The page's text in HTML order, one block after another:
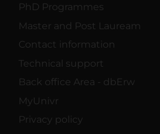
PhD Programmes
Master and Post Lauream
Contact information
Technical support
Back office Area - dbErw
MyUnivr
Privacy policy